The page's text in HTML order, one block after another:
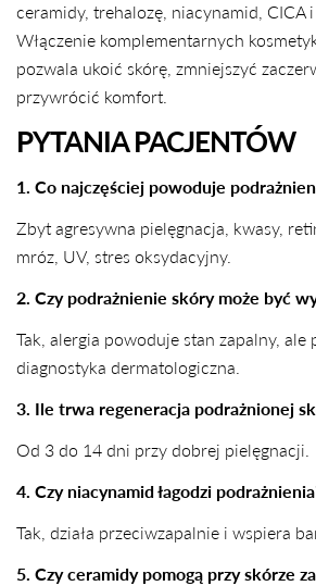
ceramidy, trehalozę, niacynamid, CICA
Włączenie komplementarnych
pozwala ukoić skórę, zmniejszyć
przywrócić komfort.
PYTANIA PACJENTÓW
1. Co najczęściej powoduje
Zbyt agresywna pielęgnacja, kwasy,
mróz, UV, stres oksydacyjny.
2. Czy podrażnienie skóry może być
Tak, alergia powoduje stan zapalny, ale
diagnostyka dermatologiczna.
3. Ile trwa regeneracja podrażnionej
Od 3 do 14 dni przy dobrej pielęgnacji.
4. Czy niacynamid łagodzi
Tak, działa przeciwzapalnie i wspiera
5. Czy ceramidy pomogą przy skórze